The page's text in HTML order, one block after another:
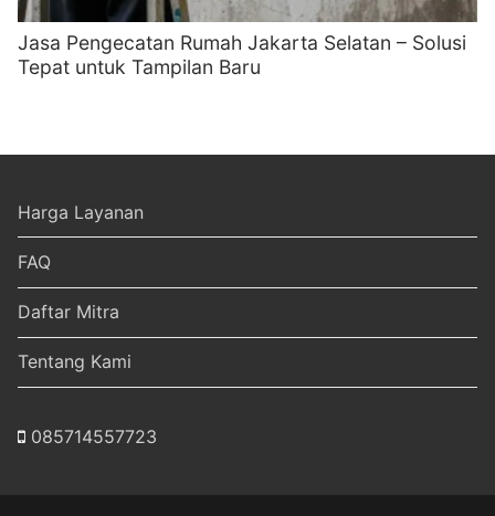
Jasa Pengecatan Rumah Jakarta Selatan – Solusi
Tepat untuk Tampilan Baru
Harga Layanan
FAQ
Daftar Mitra
Tentang Kami
085714557723